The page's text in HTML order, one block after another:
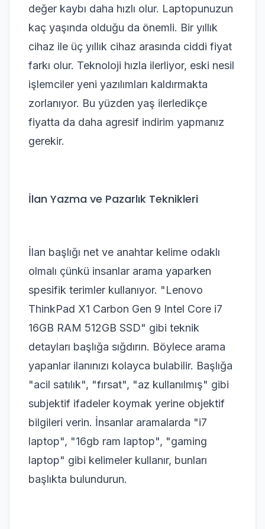
değer kaybı daha hızlı olur. Laptopunuzun
kaç yaşında olduğu da önemli. Bir yıllık
cihaz ile üç yıllık cihaz arasında ciddi fiyat
farkı olur. Teknoloji hızla ilerliyor, eski nesil
işlemciler yeni yazılımları kaldırmakta
zorlanıyor. Bu yüzden yaş ilerledikçe
fiyatta da daha agresif indirim yapmanız
gerekir.
İlan Yazma ve Pazarlık Teknikleri
İlan başlığı net ve anahtar kelime odaklı
olmalı çünkü insanlar arama yaparken
spesifik terimler kullanıyor. "Lenovo
ThinkPad X1 Carbon Gen 9 Intel Core i7
16GB RAM 512GB SSD" gibi teknik
detayları başlığa sığdırın. Böylece arama
yapanlar ilanınızı kolayca bulabilir. Başlığa
"acil satılık", "fırsat", "az kullanılmış" gibi
subjektif ifadeler koymak yerine objektif
bilgileri verin. İnsanlar aramalarda "i7
laptop", "16gb ram laptop", "gaming
laptop" gibi kelimeler kullanır, bunları
başlıkta bulundurun.